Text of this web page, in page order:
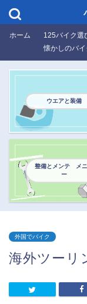
ホーム
125バイク選
懐かしのバ
ウエアと装備
整備とメンテ メ
ー
外国でバイク
海外ツーリ